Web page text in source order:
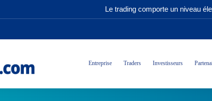
Le trading comporte un niveau
Entreprise Traders Investisseurs